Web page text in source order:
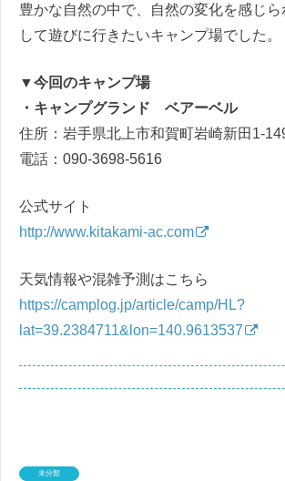
豊かな自然の中で、自然の変化を感じ
して遊びに行きたいキャンプ場でした。
▼今回のキャンプ場
・キャンプグランド ベアーベル
住所：岩手県北上市和賀町岩崎新田1-
電話：090-3698-5616
公式サイト
http://www.kitakami-ac.com
天気情報や混雑予測はこちら
https://camplog.jp/article/camp/HL?
lat=39.2384711&lon=140.9613537
未分類